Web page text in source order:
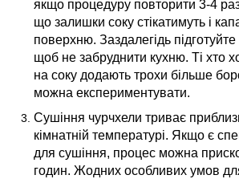
якщо процедуру повторити 3-4
що залишки соку стікатимуть і
поверхню. Заздалегідь
щоб не забруднити кухню. Ті хто
на соку додають трохи більше
можна експериментувати.
Сушіння чурчхели триває
кімнатній температурі. Якщо є
для сушіння, процес можна
годин. Жодних особливих умов